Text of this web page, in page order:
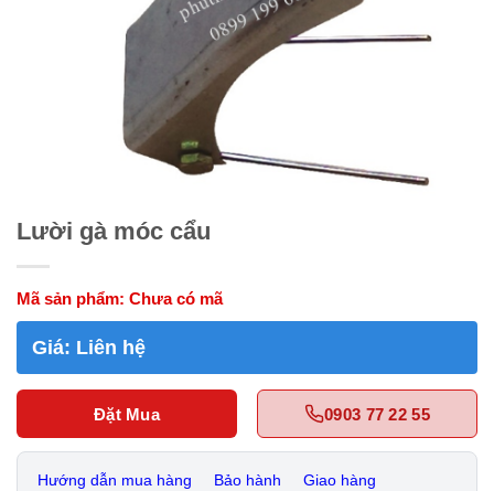
Lười gà móc cẩu
Mã sản phẩm: Chưa có mã
Giá: Liên hệ
Đặt Mua 0903 77 22 55
Hướng dẫn mua hàng Bảo hành Giao hàng